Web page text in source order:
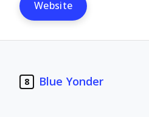
Website
8 Blue Yonder